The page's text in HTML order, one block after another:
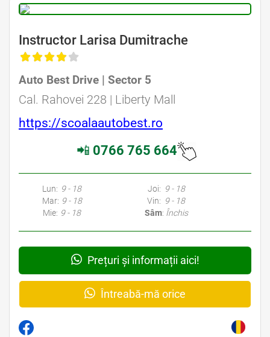
Instructor Larisa Dumitrache
Auto Best Drive | Sector 5
Cal. Rahovei 228 | Liberty Mall
https://scoalaautobest.ro
📲 0766 765 664
Lun: 9 - 18
Mar: 9 - 18
Mie: 9 - 18
Joi: 9 - 18
Vin: 9 - 18
Sâm: Închis
Prețuri și informații aici!
Întreabă-mă orice